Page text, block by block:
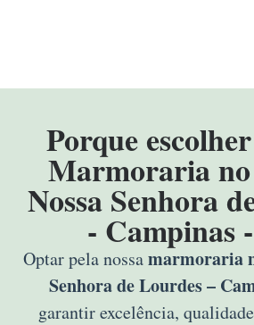
Porque
Marmoraria
Nossa Senhora
- Campinas
Optar pela nossamarmoraria
Senhora de Lourdes –
garantir excelência,